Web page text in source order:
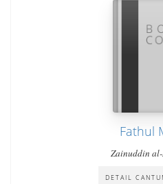
Fathul
Zainuddin
DETAIL